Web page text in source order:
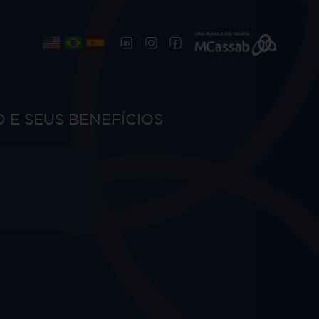
SEUS BENEFÍCIOS